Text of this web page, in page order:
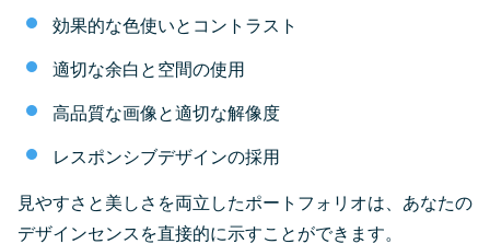
効果的な色使いとコントラスト
適切な余白と空間の使用
高品質な画像と適切な解像度
レスポンシブデザインの採用
見やすさと美しさを両立したポートフォリオは、あなたの
デザインセンスを直接的に示すことができます。